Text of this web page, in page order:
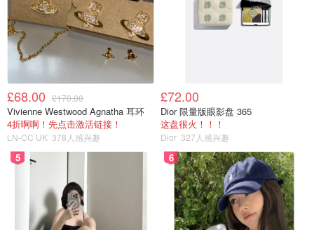
荔枝皮 Pascal： 荔枝皮也是软皮的一种，只不过表面
像荔枝一样不太平整。
漆皮 Patent Lamper：
对来讲是合成皮，皮质会差一些。
下面就让圈妹用经典款1460给大家做个图让大家直观感受
一下不同皮质的区别：
£68.00 £170.00
Vivienne Westwood Agnatha 耳环
4折啊啊！先点击激活链接！
LN-CC UK 378人感兴趣
£72.00
Dior 限量版眼影盘 365
这盘很火！！！
Dior 327人感兴趣
5 6